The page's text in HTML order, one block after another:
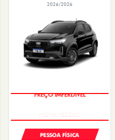
2026/2026
PREÇO IMPERDÍVEL
PESSOA FÍSICA